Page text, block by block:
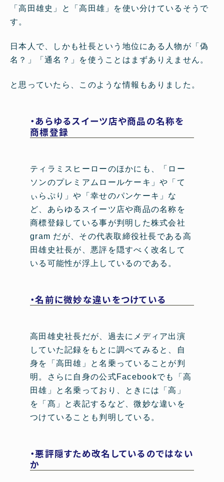
「高田雄史」と「高田雄」を使い分けているそうで
す。
日本人で、しかも社長という地位にある人物が「偽
名？」「通名？」を使うことはまずありえません。
と思っていたら、このような情報もありました。
・あらゆるスイーツ店や商品の名称を
商標登録
ティラミスヒーローのほかにも、「ロー
ソンのプレミアムロールケーキ」や「て
ぃらぷり」や「幸せのパンケーキ」な
ど、あらゆるスイーツ店や商品の名称を
商標登録している事が判明した株式会社
gram だが、その代表取締役社長である高
田雄史社長が、悪評を隠すべく改名して
いる可能性が浮上しているのである。
・名前に微妙な違いをつけている
高田雄史社長だが、過去にメディア出演
していた記録をもとに調べてみると、自
身を「高田雄」と名乗っていることが判
明。さらに自身の公式Facebookでも「高
田雄」と名乗っており、ときには「高」
を「髙」と表記するなど、微妙な違いを
つけていることも判明している。
・悪評隠すため改名しているのではない
か